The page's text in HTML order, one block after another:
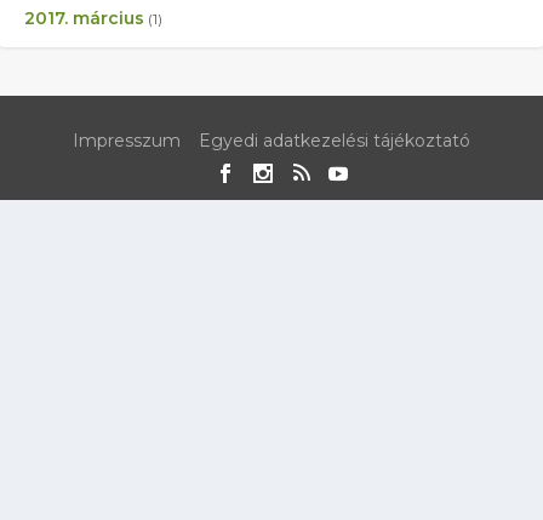
2017. március (1)
Impresszum Egyedi adatkezelési tájékoztató